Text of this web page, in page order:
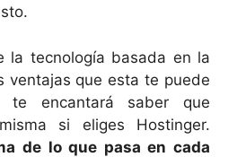
la tecnología basada en la
ventajas que esta te puede
te encantará saber que
si eliges Hostinger.
de lo que pasa en cada